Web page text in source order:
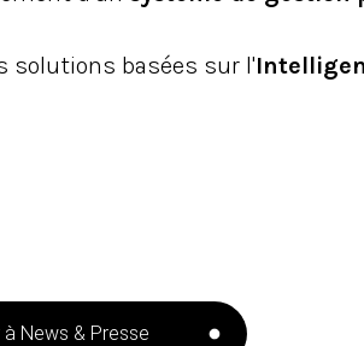
solutions basées sur l'
à News & Presse